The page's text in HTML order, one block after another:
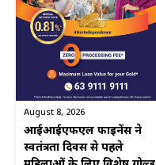
August 8, 2026
आईआईएफएल फाइनेंस ने
स्वतंत्रता दिवस से पहले